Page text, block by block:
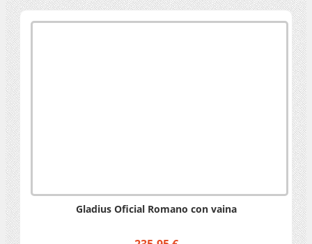
Gladius Oficial Romano con vaina